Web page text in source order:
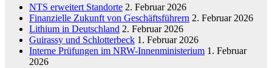
NTS erweitert Standorte 2. Februar 2026
Finanzielle Zukunft von Geschäftsführern 2. Februar 2026
Lithium in Deutschland 2. Februar 2026
Guirassy und Schlotterbeck 1. Februar 2026
Interne Prüfungen im NRW-Innenministerium 1. Februar
2026